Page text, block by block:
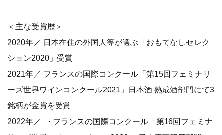
＜主な受賞歴＞
2020年／ 日本在住の外国人等が選ぶ「おもてなしセレク
ション2020」受賞
2021年／ フランスの国際コンクール「第15回フェミナリ
ーズ世界ワインコンクール2021」日本酒 熟成酒部門にて3
銘柄が金賞を受賞
2022年／ ・フランスの国際コンクール「第16回フェミナ